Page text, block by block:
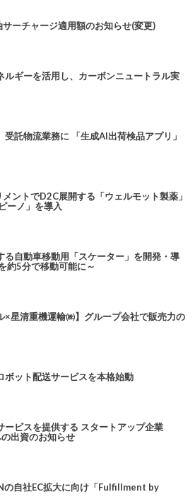
ーチャージ適用額のお知らせ(変更)
ルギーを活用し、カーボンニュートラル実
託物流業務に 「生成AI出荷検品アプリ」
ントでD2C展開する「ウェルモット製薬」
ーノ」を導入
る自動車移動用「スケーター」を開発・導
約5分で移動可能に～
×星清重機運輸㈱】グループ会社で販売力の
ボット配送サービスを本格始動
ービスを提供する スタートアップ企業
出資のお知らせ
自社EC拡大に向け「Fulfillment by